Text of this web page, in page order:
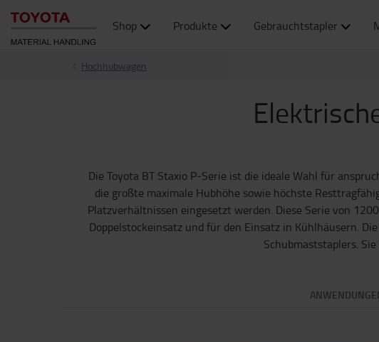
Shop Produkte Gebrauchtstapler
Hochhubwagen
Die Toyota BT Staxio P-Serie ist die ideale Wahl für
die großte maximale Hubhöhe sowie höchste
Platzverhältnissen eingesetzt werden. Diese Serie von
Doppelstockeinsatz und für den Einsatz in Kühlhäusern.
Schubmaststaplers.